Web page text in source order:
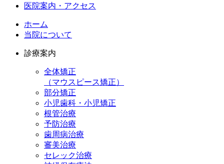
医院案内・アクセス
ホーム
当院について
診療案内
全体矯正
（マウスピース矯正）
部分矯正
小児歯科・小児矯正
根管治療
予防治療
歯周病治療
審美治療
セレック治療